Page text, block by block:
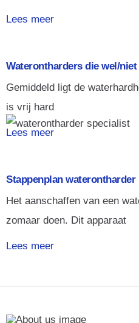
Lees meer
Waterontharders die wel/niet
Gemiddeld ligt de
is vrij hard
Lees meer
Stappenplan waterontharder
Het aanschaffen van een
zomaar doen. Dit apparaat
Lees meer